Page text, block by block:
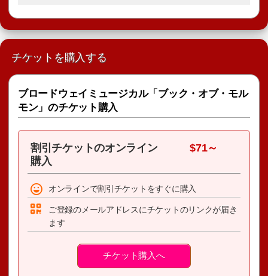
チケットを購入する
ブロードウェイミュージカル「ブック・オブ・モル
モン」のチケット購入
割引チケットのオンライン
購入
$71～
オンラインで割引チケットをすぐに購入
ご登録のメールアドレスにチケットのリンクが届き
ます
チケット購入へ